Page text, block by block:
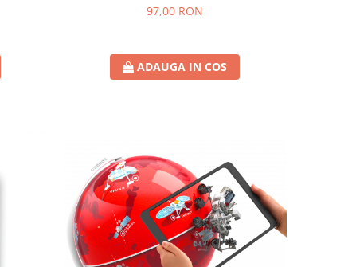
97,00 RON
ADAUGA IN COS